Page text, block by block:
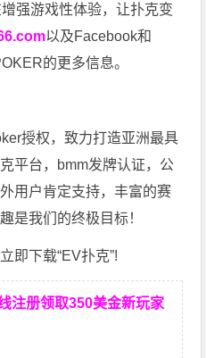
强游戏性体验，让扑克变
以及Facebook和
的更多信息。
授权，致力打造亚洲最具
平台，bmm发牌认证，公
用户肯定支持，丰富的赛
是我们的终极目标！
即下载“EV扑克”!
注册领取350美金新玩家